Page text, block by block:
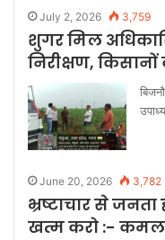
July 2, 2026 3,759
शुगर मिल
निरीक्षण,
June 20, 2026 3,782
भ्रष्टाचार से जनता
खत्म करो :- कमल